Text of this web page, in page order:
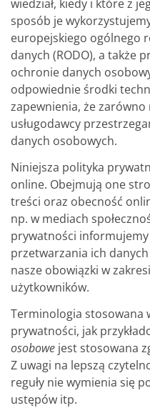
wiedział, kiedy i które z
sposób je
europejskiego ogólnego
danych (RODO), a także
ochronie danych
odpowiednie środki
zapewnienia, że
usługodawcy
danych osobowych.
Niniejsza polityka
online. Obejmują one
treści oraz obecność
np. w mediach
prywatności
przetwarzania ich
nasze obowiązki w
użytkowników.
Terminologia stosowana
prywatności, jak
osobowe jest stosowana
Z uwagi na lepszą
reguły nie wymienia się
ustępów itp.